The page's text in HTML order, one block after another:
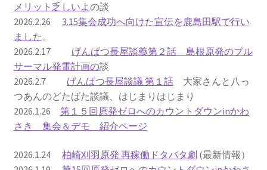
2022.7.15東電・株主訴訟 経営陣に13兆円賠償命令
2022.8.1 福島第一原発 汚染配管撤去 失敗続きで計画
断念
2022.8.9 福島第一原発 汚染水海洋放出トンネル工事
着工
超 老朽対策容認
メリット乏しいよの談
2026.2.26 3.15集会成功へ向けた宣伝を鹿島田駅で行い
ました。
2026.2.17 げんぱつ長屋談義第２話 島根原発のプル
サーマル発電計画の談
2026.2.7 げんぱつ長屋談議 第１話大家さんと八っ
つあんのどたばた談議、はじまりはじまり
2026.1.26 第１５回原発ゼロへのカウントダウンinかわ
さき 集会＆デモ 紹介ページ
2026.1.24 柏崎刈羽原発 再稼働ドタバタ劇 (最新情報）